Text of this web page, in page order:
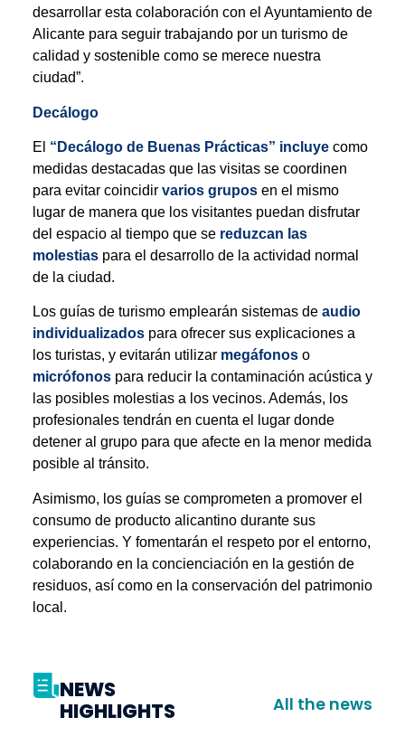
desarrollar esta colaboración con el Ayuntamiento de
Alicante para seguir trabajando por un turismo de
calidad y sostenible como se merece nuestra
ciudad”.
Decálogo
El “Decálogo de Buenas Prácticas” incluye como
medidas destacadas que las visitas se coordinen
para evitar coincidir varios grupos en el mismo
lugar de manera que los visitantes puedan disfrutar
del espacio al tiempo que se reduzcan las
molestias para el desarrollo de la actividad normal
de la ciudad.
Los guías de turismo emplearán sistemas de audio
individualizadospara ofrecer sus explicaciones a
los turistas, y evitarán utilizar megáfonos o
micrófonos para reducir la contaminación acústica y
las posibles molestias a los vecinos. Además, los
profesionales tendrán en cuenta el lugar donde
detener al grupo para que afecte en la menor medida
posible al tránsito.
Asimismo, los guías se comprometen a promover el
consumo de producto alicantino durante sus
experiencias. Y fomentarán el respeto por el entorno,
colaborando en la concienciación en la gestión de
residuos, así como en la conservación del patrimonio
local.
NEWS
HIGHLIGHTS
All the news